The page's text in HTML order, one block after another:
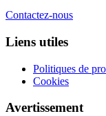
Contactez-nous
Liens utiles
Politiques de
Cookies
Avertissement